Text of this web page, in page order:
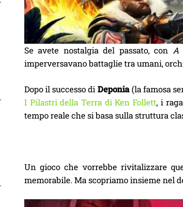
Se avete nostalgia del passato, con A
imperversavano battaglie tra umani,
Dopo il successo di Deponia(la famosa
I Pilastri della Terra di Ken Follett, i
tempo reale che si basa sulla struttura
Un gioco che vorrebbe rivitalizzare
memorabile. Ma scopriamo insieme nel